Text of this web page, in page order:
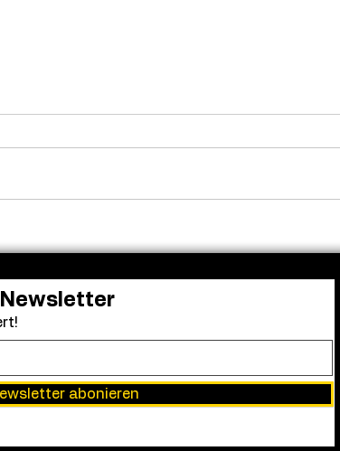
in a Cornfield 2“ erhält
abonieren